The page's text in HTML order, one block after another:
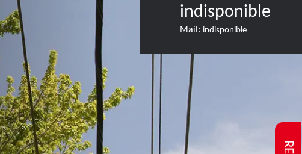
indisponible
Mail: indisponible